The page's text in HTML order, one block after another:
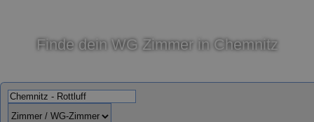
Finde dein WG Zimmer in Chemnitz